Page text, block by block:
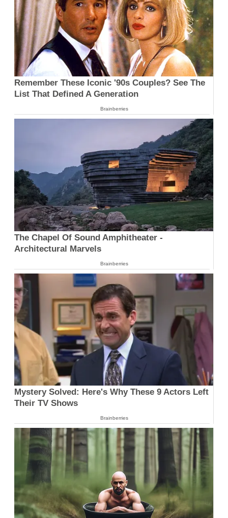
Remember These Iconic '90s Couples? See The
List That Defined A Generation
Brainberries
The Chapel Of Sound Amphitheater -
Architectural Marvels
Brainberries
Mystery Solved: Here's Why These 9 Actors Left
Their TV Shows
Brainberries